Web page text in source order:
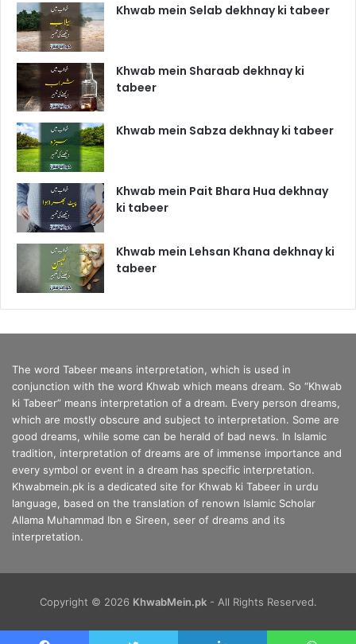
Khwab mein Selab dekhnay ki tabeer
Khwab mein Sharaab dekhnay ki
tabeer
Khwab mein Sabza dekhnay ki tabeer
Khwab mein Pait Bhara Hua dekhnay
ki tabeer
Khwab mein Lehsan Khana dekhnay ki
tabeer
The word Tabeer means interpretation, which is used in
conjunction with the word Khwab which means dream. So “Khwab
ki Tabeer” means interpretation of a dream. Every person dreams,
which are mostly obscure and subject to interpretation. Some are
good dreams, while some can be herald of bad news. In Islamic
tradition, interpretation of dreams are of immense importance and
every symbol or event in a dream has specific interpretation.
Khwabmein.pk is a dedicated site for Khwab ki Tabeer in urdu
language, based on the translation of renown Islamic Scholar
Allama Muhammad Ibn e Sireen, seer of dreams and its
interpretation.
Copyright © 2026 KhwabMein.pk- All Rights Reserved.